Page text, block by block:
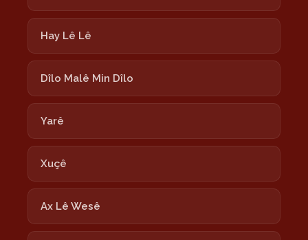
Hay Lê Lê
Dîlo Malê Min Dîlo
Yarê
Xuçê
Ax Lê Wesê